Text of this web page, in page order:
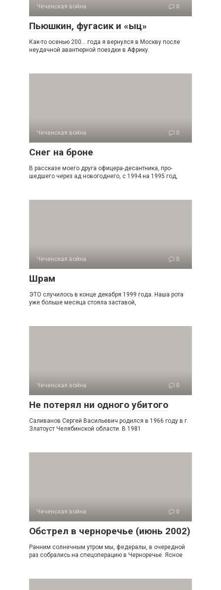
Чеченская война 0
Пьюшкин, фугасик и «ыц»
Как-то осенью 200… года я вернулся в Москву после
неудачной авантюрной поездки в Африку.
Чеченская война 0
Снег на броне
В рассказе моего друга офицера-десантника, про­
шедшего через ад новогоднего, с 1994 на 1995 год,
Чеченская война 0
Шрам
ЭТО случилось в конце декабря 1999 года. Наша рота
уже больше месяца стояла заставой,
Чеченская война 0
Не потерял ни одного убитого
Саливанов Сергей Васильевич родился в 1966 году в г.
Златоуст Челябинской области. В 1981
Чеченская война 0
Обстрел в черноречье (июнь 2002)
Ранним солнечным утром мы, федералы, в очеред­ной
раз собрались на спецоперацию в Черноречье. Яс­ное